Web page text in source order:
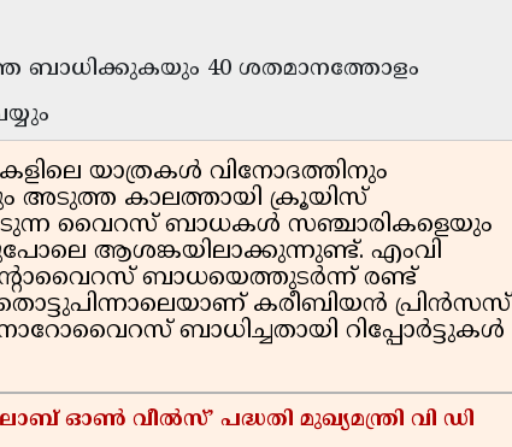
ബാധിക്കുകയും 40 ശതമാനത്തോളം
യാത്രകൾ വിനോദത്തിനും
അടുത്ത കാലത്തായി ക്രൂയിസ്
വൈറസ് ബാധകൾ സഞ്ചാരികളെയും
ആശങ്കയിലാക്കുന്നുണ്ട്. എംവി
ബാധയെത്തുടർന്ന് രണ്ട്
തൊട്ടുപിന്നാലെയാണ് കരീബിയൻ പ്രിൻസസ്
ബാധിച്ചതായി റിപ്പോർട്ടുകൾ
ഓൺ വീൽസ്’ പദ്ധതി മുഖ്യമന്ത്രി വി ഡി